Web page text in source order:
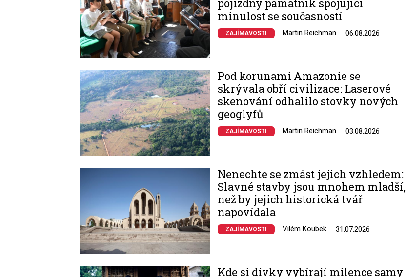
pojízdný památník spojující
minulost se současností
ZAJÍMAVOSTI Martin Reichman 06.08.2026
Image
Pod korunami Amazonie se
skrývala obří civilizace: Laserové
skenování odhalilo stovky nových
geoglyfů
ZAJÍMAVOSTI Martin Reichman 03.08.2026
Nenechte se zmást jejich vzhledem:
Slavné stavby jsou mnohem mladší,
než by jejich historická tvář
napovídala
ZAJÍMAVOSTI Vilém Koubek 31.07.2026
Image Kde si dívky vybírají milence samy